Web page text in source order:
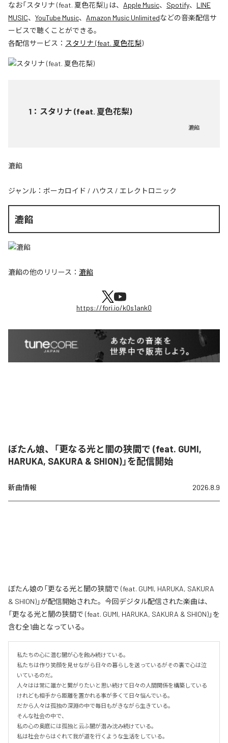
なお「スタリナ (feat. 夏色花梨)」は、 Apple Music、 Spotify、 LINE
MUSIC、 YouTube Music、 Amazon Music Unlimitedなどの音楽配信サ
ービスで聴くことができる。
各配信サービス： スタリナ (feat. 夏色花梨)
1 ： スタリナ (feat. 夏色花梨)
漉餡
漉餡
ジャンル： ボーカロイド / ハウス / エレクトロニック
漉餡
漉餡の他のリリース： 漉餡
https://fori.io/k0s1ank0
ぼたん娘、「更なる光と闇の狭間で (feat. GUMI,
HARUKA, SAKURA & SHION)」を配信開始
新曲情報 2026.8.9
ぼたん娘の「更なる光と闇の狭間で (feat. GUMI, HARUKA, SAKURA
& SHION)」が配信開始された。今回デジタル配信された楽曲は、
「更なる光と闇の狭間で (feat. GUMI, HARUKA, SAKURA & SHION)」を
含む全1曲となっている。
私たちの心に潜む闇が心を蝕み続けている。
私たちは作り笑顔を見せながら日々の暮らしを送っているがその裏で心は泣
いているのだ。
人々はは常に誰かと繋がりたいと思い続けて日々の人間関係を構築している
けれども相手から距離を置かれる事が多くて日々悩んでいる。
だから人々は孤独の深淵の中で毎日もがきながら生きている。
そんな社会の中で、
私の心の奥底には孤独と云ふ闇が潜み沈み続けている。
私は社会からはぐれて我が道を行くような生活をしている。